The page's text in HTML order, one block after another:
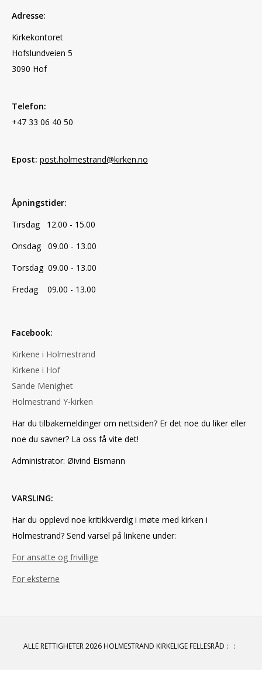
Adresse:
Kirkekontoret
Hofslundveien 5
3090 Hof
Telefon:
+47 33 06 40 50
Epost: post.holmestrand@kirken.no
Åpningstider:
Tirsdag 12.00 - 15.00
Onsdag 09.00 - 13.00
Torsdag 09.00 - 13.00
Fredag 09.00 - 13.00
Facebook:
Kirkene i Holmestrand
Kirkene i Hof
Sande Menighet
Holmestrand Y-kirken
Har du tilbakemeldinger om nettsiden? Er det noe du liker eller
noe du savner? La oss få vite det!
Administrator: Øivind Eismann
VARSLING:
Har du opplevd noe kritikkverdig i møte med kirken i
Holmestrand? Send varsel på linkene under:
For ansatte og frivillige
For eksterne
ALLE RETTIGHETER 2026 HOLMESTRAND KIRKELIGE FELLESRÅD : :